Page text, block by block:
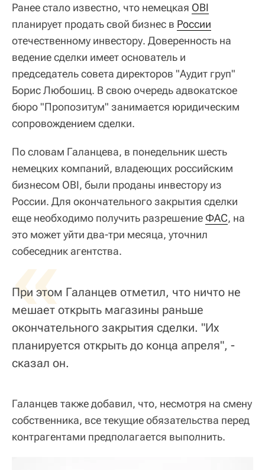
Ранее стало известно, что немецкая OBI
планирует продать свой бизнес в России
отечественному инвестору. Доверенность на
ведение сделки имеет основатель и
председатель совета директоров "Аудит груп"
Борис Любошиц. В свою очередь адвокатское
бюро "Пропозитум" занимается юридическим
сопровождением сделки.
По словам Галанцева, в понедельник шесть
немецких компаний, владеющих российским
бизнесом OBI, были проданы инвестору из
России. Для окончательного закрытия сделки
еще необходимо получить разрешение ФАС, на
это может уйти два-три месяца, уточнил
собеседник агентства.
«
При этом Галанцев отметил, что ничто не
мешает открыть магазины раньше
окончательного закрытия сделки. "Их
планируется открыть до конца апреля", -
сказал он.
Галанцев также добавил, что, несмотря на смену
собственника, все текущие обязательства перед
контрагентами предполагается выполнить.